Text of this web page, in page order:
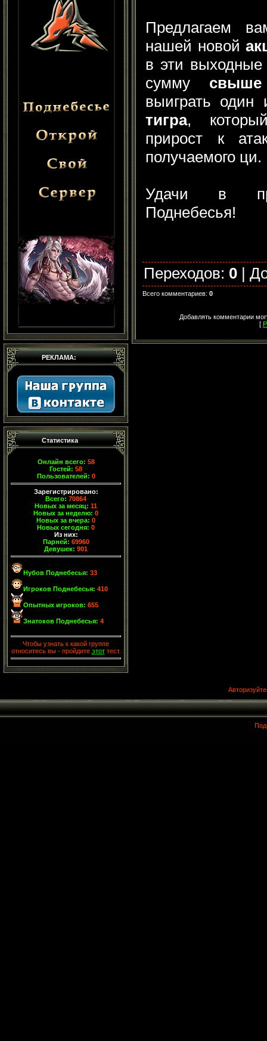
РЕКЛАМА:
Статистика
Онлайн всего: 58
Гостей: 58
Пользователей: 0
Зарегистрировано:
Всего: 70864
Новых за месяц: 11
Новых за неделю: 0
Новых за вчера: 0
Новых сегодня: 0
Из них:
Парней: 69960
Девушек: 901
Нубов Поднебесья: 33
Игроков Поднебесья: 410
Опытных игроков: 655
Знатоков Поднебесья: 4
Чтобы узнать к какой группе
относитесь вы - пройдите этоттест.
Предлагаем
нашей новой
в эти
сумму
выиграть
тигра,
прирост к
получаемого ци.
Удачи в
Поднебесья!
Переходов: 0 |
Всего комментариев: 0
Добавлять комментарии
[